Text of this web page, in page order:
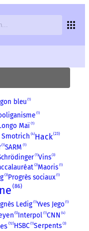
bleu 1
1
Maï 1
Smotrich 4 Hack 23
1 SARM 1
1 Vins 3
2 Maoris 1
3 Progrès sociaux 1
86
Ledig 1 Yves Jego 1
5 Interpol 1 CNN 4
12 HSBC 1 Serpents 3